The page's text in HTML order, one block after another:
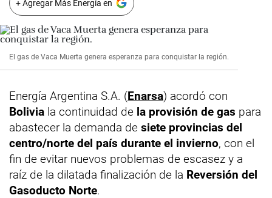
+ Agregar Más Energía en
El gas de Vaca Muerta genera esperanza para conquistar la región.
Energía Argentina S.A. (Enarsa) acordó con
Bolivia la continuidad de la provisión de gas para
abastecer la demanda de siete provincias del
centro/norte del país durante el invierno, con el
fin de evitar nuevos problemas de escasez y a
raíz de la dilatada finalización de la Reversión del
Gasoducto Norte.